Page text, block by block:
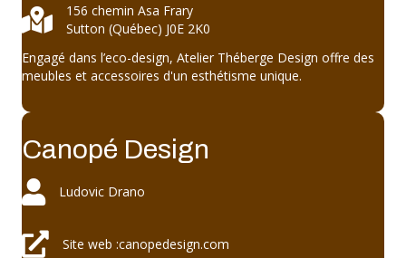
156 chemin Asa Frary Sutton (Québec) J0E 2K0
156 chemin Asa Frary
Sutton (Québec) J0E 2K0
Engagé dans l’eco-design, Atelier Théberge Design offre des
meubles et accessoires d'un esthétisme unique.
Canopé Design
Ludovic Drano
Ludovic Drano
Site web :https://canopedesign.com
Site web :canopedesign.com